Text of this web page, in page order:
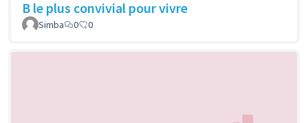
B le plus convivial pour vivre
Simba 0 0